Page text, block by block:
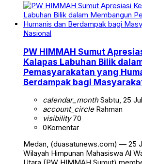
Nasional
PW HIMMAH Sumut
Kalapas Labuhan Bilik
Pemasyarakatan yang
Berdampak bagi
calendar_monthSabtu, 25
account_circleRahman
visibility70
0Komentar
Medan, (duasatunews.com) — 25
Wilayah Himpunan Mahasiswa Al